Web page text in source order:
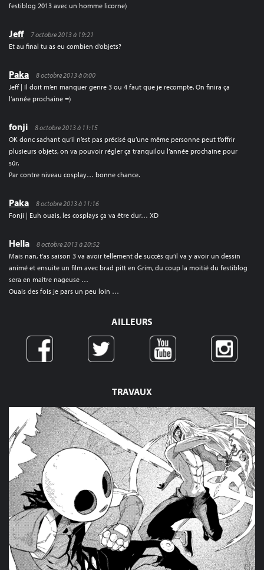
TRAVAUX
festiblog 2013 avec un homme licorne)
Jeff
7 octobre 2013 à 19:21
Et au final tu as eu combien d’objets?
Paka
8 octobre 2013 à 0:00
Jeff | Il doit m’en manquer genre 3 ou 4 faut que je recompte. On finira ça
l’année prochaine =)
fonji
8 octobre 2013 à 11:15
OK donc sachant qu’il n’est pas précisé qu’une même personne peut t’offrir
plusieurs objets, on va pouvoir régler ça tranquilou l’année prochaine pour
sûr.
Par contre niveau cosplay… bonne chance.
Paka
8 octobre 2013 à 11:16
Fonji | Euh ouais, les cosplays ça va être dur… XD
Hella
8 octobre 2013 à 20:52
Mais nan, t’as saison 3 va avoir tellement de succès qu’il va y avoir un dessin
animé et ensuite un film avec brad pitt en Grim, du coup la moitié du festiblog
sera en maître nageuse …
Ouais des fois je pars un peu loin …
AILLEURS